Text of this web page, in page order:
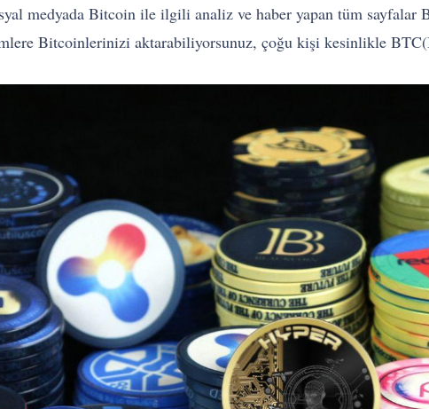
medyada Bitcoin ile ilgili analiz ve haber yapan tüm sayfalar
Bitcoinlerinizi aktarabiliyorsunuz, çoğu kişi kesinlikle